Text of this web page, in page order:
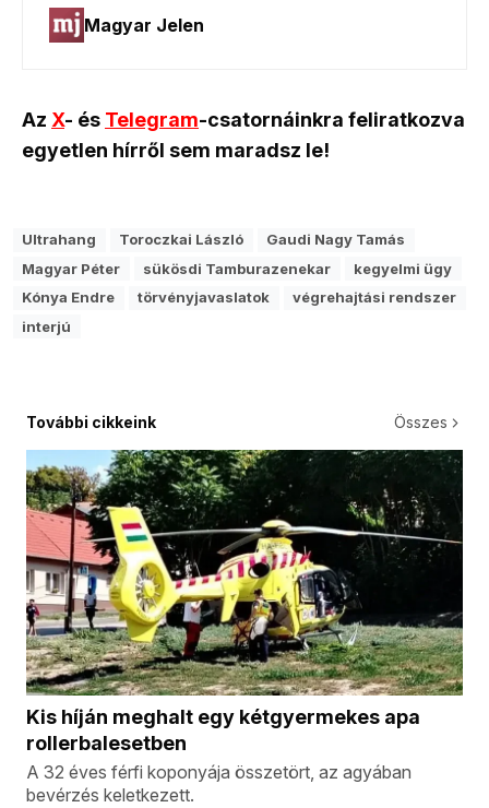
Az X- és Telegram-csatornáinkra feliratkozva
egyetlen hírről sem maradsz le!
Ultrahang Toroczkai László
Gaudi Nagy Tamás
Magyar Péter
sükösdi Tamburazenekar
kegyelmi ügy
Kónya Endre
törvényjavaslatok
végrehajtási rendszer
interjú
További cikkeink Összes
Kis híján meghalt egy kétgyermekes apa
rollerbalesetben
A 32 éves férfi koponyája összetört, az agyában
bevérzés keletkezett.